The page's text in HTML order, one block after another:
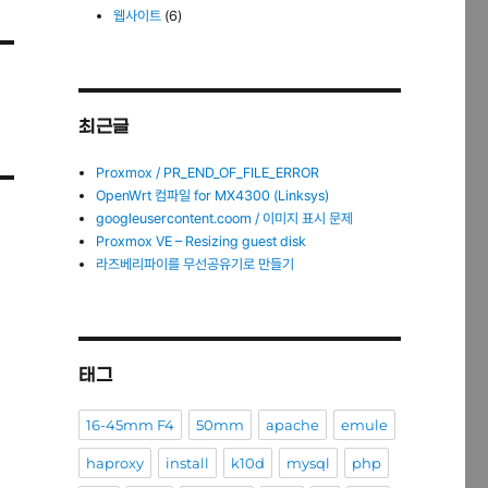
웹사이트 (6)
최근글
Proxmox / PR_END_OF_FILE_ERROR
OpenWrt 컴파일 for MX4300 (Linksys)
googleusercontent.coom / 이미지 표시 문제
Proxmox VE – Resizing guest disk
라즈베리파이를 무선공유기로 만들기
태그
16-45mm F4 50mm apache emule
haproxy install k10d mysql php